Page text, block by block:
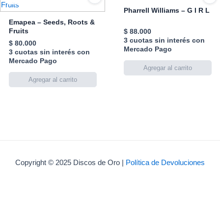
Emapea – Seeds, Roots &
Fruits
$80.000
3 cuotas sin interés con
Mercado Pago
Pharrell Williams – G I R L
$88.000
3 cuotas sin interés con
Mercado Pago
Copyright © 2025 Discos de Oro | Política de Devoluciones